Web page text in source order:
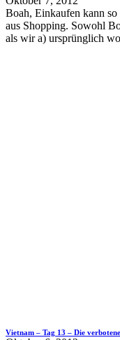
Boah, Einkaufen kann so
aus Shopping. Sowohl
als wir a) ursprünglich
Vietnam – Tag 13 – Die